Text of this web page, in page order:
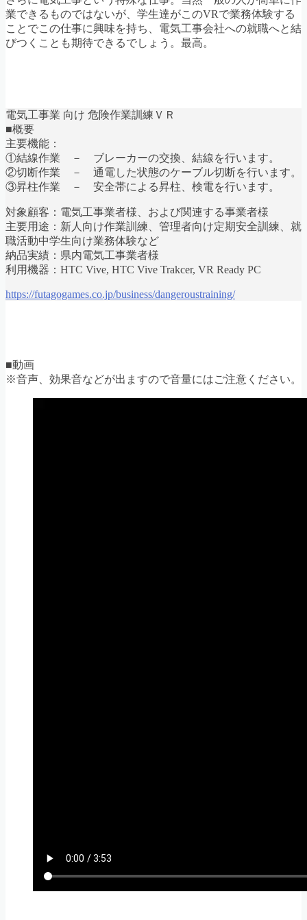
業できるものではないが、学生達がこのVRで業務体験する
ことでこの仕事に興味を持ち、電気工事会社への就職へと結
びつくことも期待できるでしょう。最高。
電気工事業 向け 危険作業訓練ＶＲ
■概要
主要機能：
①結線作業 － ブレーカーの交換、結線を行います。
②切断作業 － 通電した状態のケーブル切断を行います。
③昇柱作業 － 安全帯による昇柱、検電を行います。
対象顧客：電気工事業者様、および関連する事業者様
主要用途：新人向け作業訓練、管理者向け定期安全訓練、就
職活動中学生向け業務体験など
納品実績：県内電気工事業者様
利用機器：HTC Vive, HTC Vive Trakcer, VR Ready PC
https://futagogames.co.jp/business/dangeroustraining/
■動画
※音声、効果音などが出ますので音量にはご注意ください。